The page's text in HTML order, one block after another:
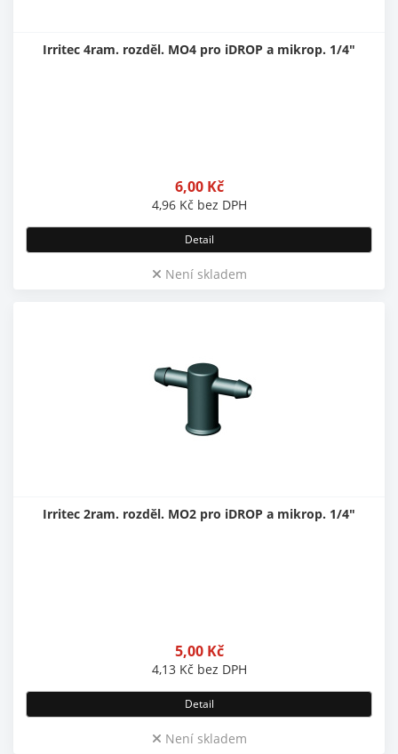
Irritec 4ram. rozděl. MO4 pro iDROP a mikrop. 1/4"
6,00 Kč
4,96 Kč bez DPH
Detail
Není skladem
Irritec 2ram. rozděl. MO2 pro iDROP a mikrop. 1/4"
5,00 Kč
4,13 Kč bez DPH
Detail
Není skladem